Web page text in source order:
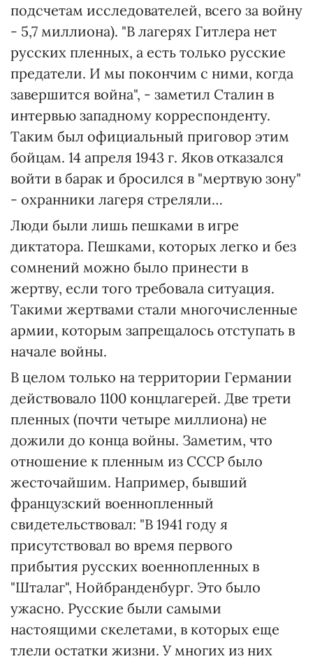
подсчетам исследователей, всего за войну
- 5,7 миллиона). "В лагерях Гитлера нет
русских пленных, а есть только русские
предатели. И мы покончим с ними, когда
завершится война", - заметил Сталин в
интервью западному корреспонденту.
Таким был официальный приговор этим
бойцам. 14 апреля 1943 г. Яков отказался
войти в барак и бросился в "мертвую зону"
- охранники лагеря стреляли…
Люди были лишь пешками в игре
диктатора. Пешками, которых легко и без
сомнений можно было принести в
жертву, если того требовала ситуация.
Такими жертвами стали многочисленные
армии, которым запрещалось отступать в
начале войны.
В целом только на территории Германии
действовало 1100 концлагерей. Две трети
пленных (почти четыре миллиона) не
дожили до конца войны. Заметим, что
отношение к пленным из СССР было
жесточайшим. Например, бывший
французский военнопленный
свидетельствовал: "В 1941 году я
присутствовал во время первого
прибытия русских военнопленных в
"Шталаг", Нойбранденбург. Это было
ужасно. Русские были самыми
настоящими скелетами, в которых еще
тлели остатки жизни. У многих из них